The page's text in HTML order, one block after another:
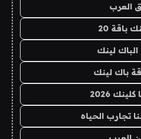
العرب
باقة 20
الباك لينك
باك لينك
2026
تجارب الحياه